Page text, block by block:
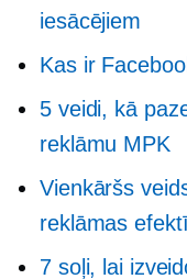
iesācējiem
Kas ir
5 veidi, kā
reklāmu MPK
Vienkāršs
reklāmas
7 soļi, lai